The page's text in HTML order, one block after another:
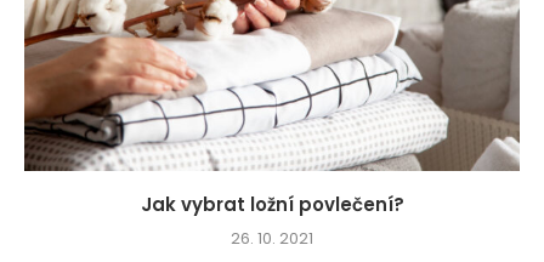
Jak vybrat ložní povlečení?
26. 10. 2021